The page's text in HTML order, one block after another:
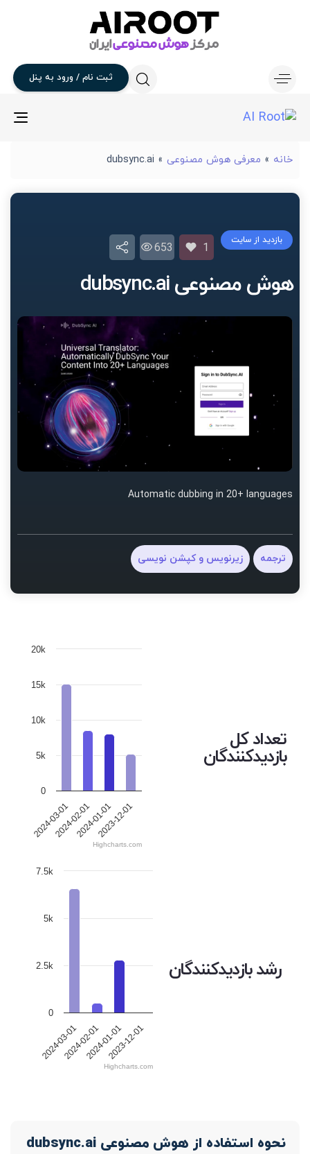
ثبت نام / ورود به پنل
خانه » معرفی هوش مصنوعی »
dubsync.ai
هوش مصنوعی dubsync.ai
بازدید از سایت
1
653
Automatic dubbing in 20+ languages
ترجمه زیرنویس و کپشن نویسی
تعداد کل
بازدیدکنندگان
2024-03-012024-02-012024-01-012023-12-01
0
5k
10k
15k
20k
Highcharts.com
رشد بازدیدکنندگان
2024-03-012024-02-012024-01-012023-12-01
0
2.5k
5k
7.5k
Highcharts.com
نحوه استفاده از هوش مصنوعی dubsync.ai